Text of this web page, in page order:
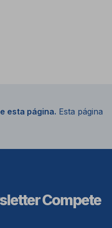
esta página. Esta página
Compete